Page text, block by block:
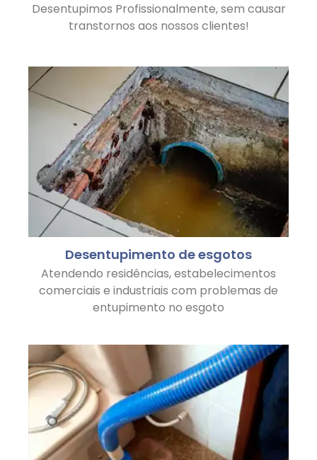
Desentupimos Profissionalmente, sem causar
transtornos aos nossos clientes!
Desentupimento de esgotos
Atendendo residências, estabelecimentos
comerciais e industriais com problemas de
entupimento no esgoto